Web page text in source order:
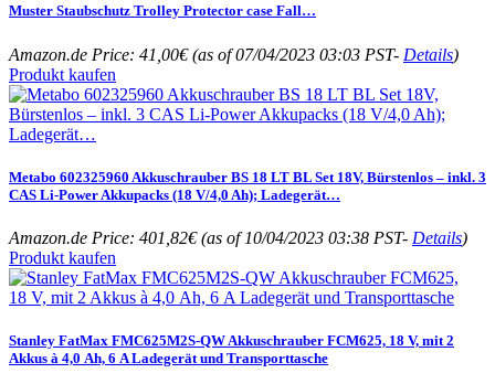
Muster Staubschutz Trolley Protector case Fall…
Amazon.de Price: 41,00€(as of 07/04/2023 03:03 PST- Details)
Produkt kaufen
Metabo 602325960 Akkuschrauber BS 18 LT BL Set 18V, Bürstenlos – inkl. 3
CAS Li-Power Akkupacks (18 V/4,0 Ah); Ladegerät…
Amazon.de Price: 401,82€(as of 10/04/2023 03:38 PST- Details)
Produkt kaufen
Stanley FatMax FMC625M2S-QW Akkuschrauber FCM625, 18 V, mit 2
Akkus à 4,0 Ah, 6 A Ladegerät und Transporttasche